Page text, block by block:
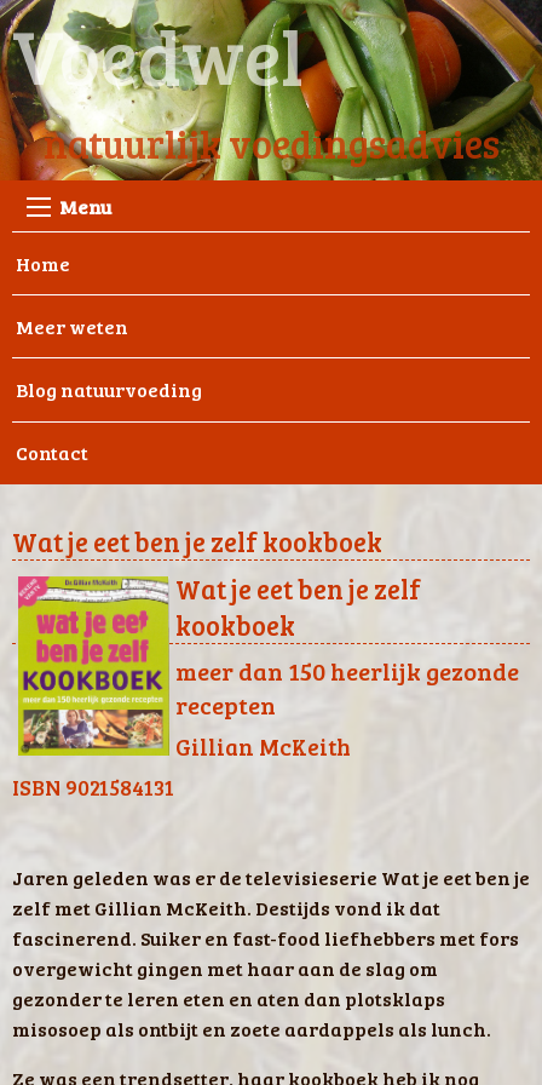
Voedwel
natuurlijk voedingsadvies
Menu
Home
Meer weten
Blog natuurvoeding
Contact
Wat je eet ben je zelf kookboek
Wat je eet ben je zelf
kookboek
meer dan 150 heerlijk gezonde
recepten
Gillian McKeith
ISBN 9021584131
Jaren geleden was er de televisieserie Wat je eet ben je
zelf met Gillian McKeith. Destijds vond ik dat
fascinerend. Suiker en fast-food liefhebbers met fors
overgewicht gingen met haar aan de slag om
gezonder te leren eten en aten dan plotsklaps
misosoep als ontbijt en zoete aardappels als lunch.
Ze was een trendsetter, haar kookboek heb ik nog